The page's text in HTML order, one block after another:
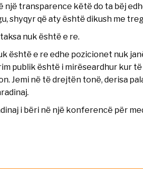
një transparence këtë do ta bëj
shyqyr që aty është dikush me
nuk është e re.
është e re edhe pozicionet nuk
publik është i mirëseardhur kur
Jemi në të drejtën tonë, derisa
i bëri në një konferencë për